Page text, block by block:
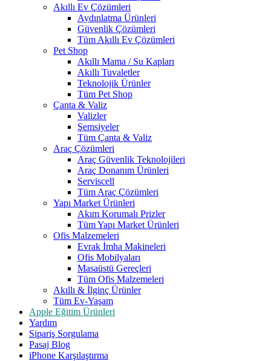
Akıllı Ev Çözümleri
Aydınlatma Ürünleri
Güvenlik Çözümleri
Tüm Akıllı Ev Çözümleri
Pet Shop
Akıllı Mama / Su Kapları
Akıllı Tuvaletler
Teknolojik Ürünler
Tüm Pet Shop
Çanta & Valiz
Valizler
Şemsiyeler
Tüm Çanta & Valiz
Araç Çözümleri
Araç Güvenlik Teknolojileri
Araç Donanım Ürünleri
Serviscell
Tüm Araç Çözümleri
Yapı Market Ürünleri
Akım Korumalı Prizler
Tüm Yapı Market Ürünleri
Ofis Malzemeleri
Evrak İmha Makineleri
Ofis Mobilyaları
Masaüstü Gereçleri
Tüm Ofis Malzemeleri
Akıllı & İlginç Ürünler
Tüm Ev-Yaşam
Apple Eğitim Ürünleri
Yardım
Sipariş Sorgulama
Pasaj Blog
iPhone Karşılaştırma